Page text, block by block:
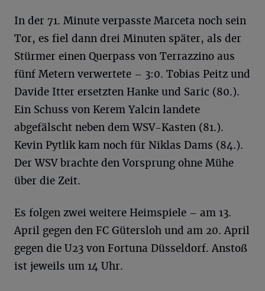
In der 71. Minute verpasste Marceta noch sein
Tor, es fiel dann drei Minuten später, als der
Stürmer einen Querpass von Terrazzino aus
fünf Metern verwertete – 3:0. Tobias Peitz und
Davide Itter ersetzten Hanke und Saric (80.).
Ein Schuss von Kerem Yalcin landete
abgefälscht neben dem WSV-Kasten (81.).
Kevin Pytlik kam noch für Niklas Dams (84.).
Der WSV brachte den Vorsprung ohne Mühe
über die Zeit.
Es folgen zwei weitere Heimspiele – am 13.
April gegen den FC Gütersloh und am 20. April
gegen die U23 von Fortuna Düsseldorf. Anstoß
ist jeweils um 14 Uhr.